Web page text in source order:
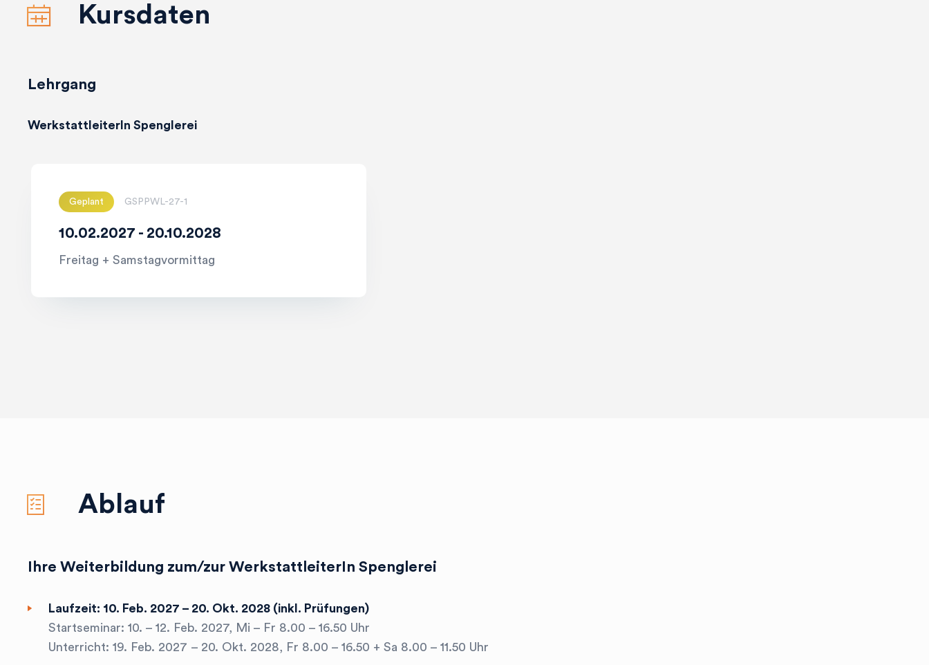
calendar_light Kursdaten
Lehrgang
WerkstattleiterIn Spenglerei
Geplant GSPPWL-27-1
10.02.2027 - 20.10.2028
Freitag + Samstagvormittag
checklist Ablauf
Ihre Weiterbildung zum/zur WerkstattleiterIn Spenglerei
Laufzeit: 10. Feb. 2027 – 20. Okt. 2028 (inkl. Prüfungen)
Startseminar: 10. – 12. Feb. 2027, Mi – Fr 8.00 – 16.50 Uhr
Unterricht: 19. Feb. 2027 – 20. Okt. 2028, Fr 8.00 – 16.50 + Sa 8.00 – 11.50 Uhr